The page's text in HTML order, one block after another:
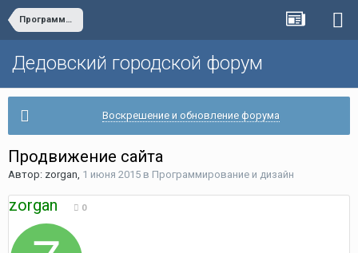
Программирование и дизайн
Дедовский городской форум
Воскрешение и обновление форума
Продвижение сайта
Автор: zorgan, 1 июня 2015 в Программирование и дизайн
zorgan 0